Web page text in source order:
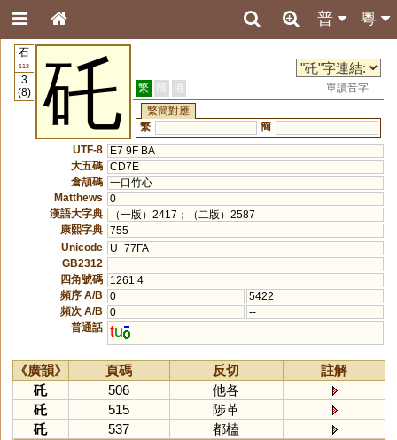
粵
普
石
112
3
(8)
矺 繁 簡 港
單讀音字
繁簡對應
繁
簡
UTF-8
E7 9F BA
大五碼 CD7E
倉頡碼 一口竹心
Matthews
0
漢語大字典
（一版）2417；（二版）2587
康熙字典 755
Unicode
U+77FA
GB2312
四角號碼
1261.4
頻序 A/B
0
5422
頻次 A/B
0
--
普通話 tu
《廣韻》 頁碼 反切
註解
矺
506
他各
矺
515
陟革
矺
537 都榼